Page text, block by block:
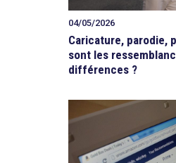
04/05/2026
Caricature, parodie,
sont les
différences ?